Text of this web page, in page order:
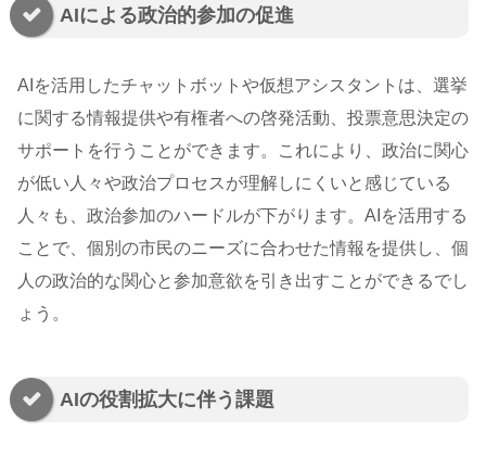
AIによる政治的参加の促進
AIを活用したチャットボットや仮想アシスタントは、選挙
に関する情報提供や有権者への啓発活動、投票意思決定の
サポートを行うことができます。これにより、政治に関心
が低い人々や政治プロセスが理解しにくいと感じている
人々も、政治参加のハードルが下がります。AIを活用する
ことで、個別の市民のニーズに合わせた情報を提供し、個
人の政治的な関心と参加意欲を引き出すことができるでし
ょう。
AIの役割拡大に伴う課題